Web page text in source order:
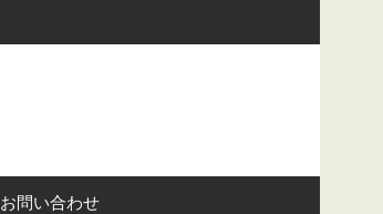
お問い合わせ